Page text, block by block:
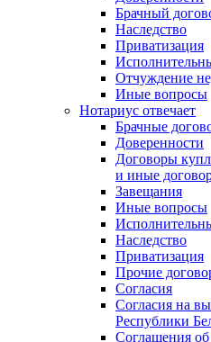
Брачный
Наследство
Приватизация
Отчуждение
Иные вопросы
Нотариус отвечает
Брачные
Доверенности
Договоры
и иные
Завещания
Иные вопросы
Наследство
Приватизация
Прочие
Согласия
Согласия на
Республики
Соглашения об